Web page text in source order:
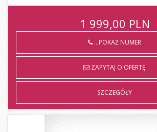
1 999,00 PLN
...POKAŻ NUMER
ZAPYTAJ O OFERTĘ
SZCZEGÓŁY